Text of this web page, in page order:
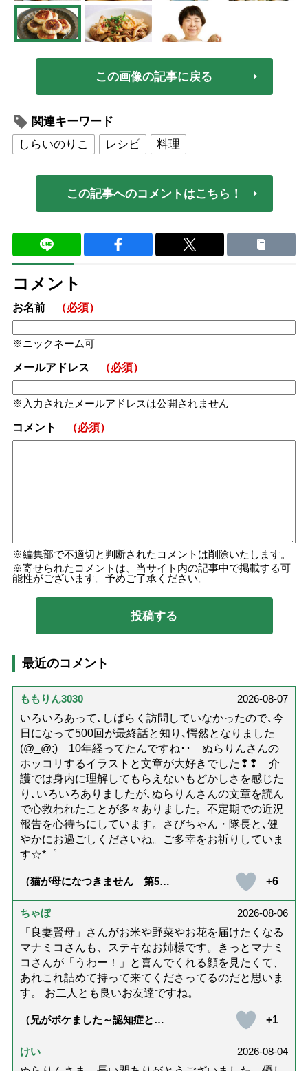
この画像の記事に戻る
関連キーワード
しらいのりこ
レシピ 料理
この記事へのコメントはこちら！
コメント
お名前 （必須）
ニックネーム可
メールアドレス （必須）
入力されたメールアドレスは公開されません
コメント （必須）
編集部で不適切と判断されたコメントは削除いたします。
寄せられたコメントは、当サイト内の記事中で掲載する可
能性がございます。予めご了承ください。
最近のコメント
ももりん3030
2026-08-07
いろいろあって､しばらく訪問していなかったので､今
日になって500回が最終話と知り､愕然となりました
(@_@;) 10年経ってたんですね･･ ぬらりんさんの
ホッコリするイラストと文章が大好きでした❢❢ 介
護では身内に理解してもらえないもどかしさを感じた
り､いろいろありましたが､ぬらりんさんの文章を読ん
で心救われたことが多々ありました。不定期での近況
報告を心待ちにしています。さびちゃん・隊長と､健
やかにお過ごしくださいね。ご多幸をお祈りしていま
す☆*゜
（猫が母になつきません 第500
+6
ちゃぼ
2026-08-06
「良妻賢母」さんがお米や野菜やお花を届けたくなる
マナミコさんも、ステキなお姉様です。きっとマナミ
コさんが「うわー！」と喜んでくれる顔を見たくて、
あれこれ詰めて持って来てくださってるのだと思いま
す。 お二人とも良いお友達ですね。
（兄がボケました～認知症と介
達』が届きました」）
+1
けい
2026-08-04